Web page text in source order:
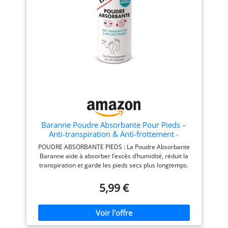
naturelle, sans talc, végane,
Baranne Poudre Absorbante Pour Pieds –
Anti-transpiration & Anti-frottement -
Neutralise les odeurs – Réduit la transpiration
- Actif Prébiotique - Sans Sels d'Aluminium -
Fabriqué en France - 50g
POUDRE ABSORBANTE PIEDS : La Poudre Absorbante
Baranne aide à absorber l’excès d’humidité, réduit la
transpiration et garde les pieds secs plus longtemps.
durablement le confort des pieds. ANTI-ODEURS ET
FRAÎCHEUR : Grâce à son action absorbante, cette
odeurs liées à l’humidité et procure une sensation de
fraîcheur durable. Parfaite pour des pieds nets, secs et
5,99 €